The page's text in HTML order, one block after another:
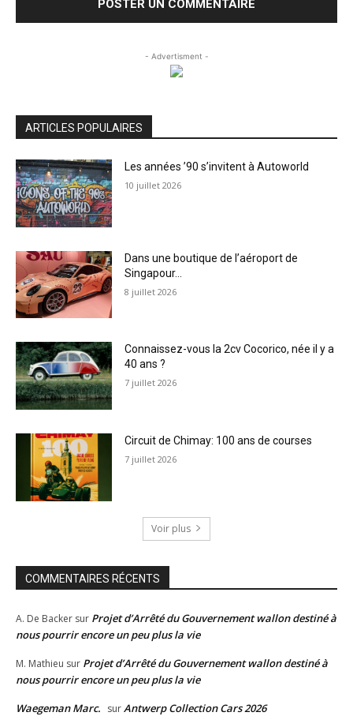
- Advertisment -
ARTICLES POPULAIRES
Les années ’90 s’invitent à Autoworld
10 juillet 2026
Dans une boutique de l’aéroport de
Singapour…
8 juillet 2026
Connaissez-vous la 2cv Cocorico, née il y a
40 ans ?
7 juillet 2026
Circuit de Chimay: 100 ans de courses
7 juillet 2026
Voir plus
COMMENTAIRES RÉCENTS
A. De Backer sur Projet d’Arrêté du Gouvernement wallon destiné à
nous pourrir encore un peu plus la vie
M. Mathieu sur Projet d’Arrêté du Gouvernement wallon destiné à
nous pourrir encore un peu plus la vie
Waegeman Marc. surAntwerp Collection Cars 2026